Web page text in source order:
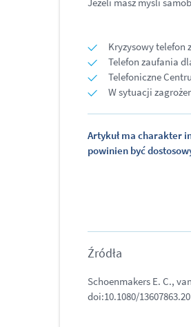
Kryzysowy telefon
Telefon zaufania
Telefoniczne
W sytuacji
Artykuł ma charakter
powinien być
Źródła
Schoenmakers E. C.,
doi:10.1080/